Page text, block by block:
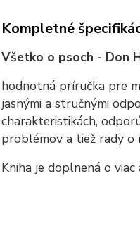
Kompletné
Všetko o psoch - Don
hodnotná príručka pre
jasnými a stručnými
charakteristikách,
problémov a tiež rady o
Kniha je doplnená o